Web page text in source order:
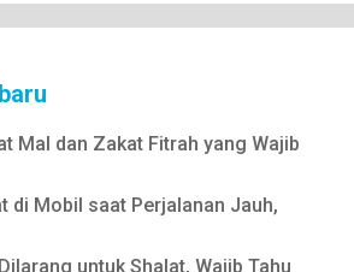
Mal dan Zakat Fitrah yang Wajib
di Mobil saat Perjalanan Jauh,
untuk Shalat, Wajib Tahu